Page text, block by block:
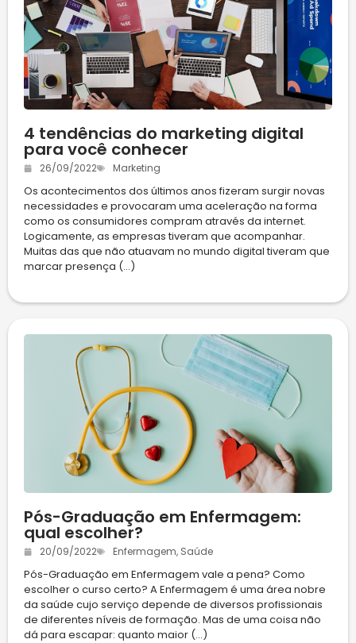
4 tendências do marketing digital
para você conhecer
26/09/2022 Marketing
Os acontecimentos dos últimos anos fizeram surgir novas
necessidades e provocaram uma aceleração na forma
como os consumidores compram através da internet.
Logicamente, as empresas tiveram que acompanhar.
Muitas das que não atuavam no mundo digital tiveram que
marcar presença (...)
Pós-Graduação em Enfermagem:
qual escolher?
20/09/2022 Enfermagem, Saúde
Pós-Graduação em Enfermagem vale a pena? Como
escolher o curso certo? A Enfermagem é uma área nobre
da saúde cujo serviço depende de diversos profissionais
de diferentes níveis de formação. Mas de uma coisa não
dá para escapar: quanto maior (...)